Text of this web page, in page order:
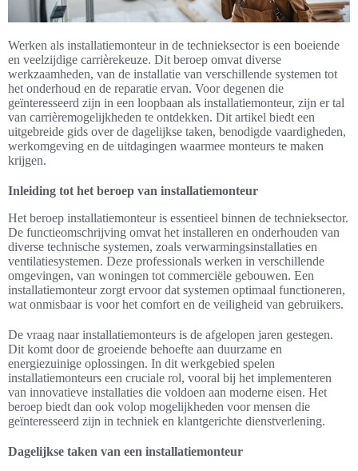
Werken als installatiemonteur in de technieksector is een boeiende
en veelzijdige carrièrekeuze. Dit beroep omvat diverse
werkzaamheden, van de installatie van verschillende systemen tot
het onderhoud en de reparatie ervan. Voor degenen die
geïnteresseerd zijn in een loopbaan als installatiemonteur, zijn er tal
van carrièremogelijkheden te ontdekken. Dit artikel biedt een
uitgebreide gids over de dagelijkse taken, benodigde vaardigheden,
werkomgeving en de uitdagingen waarmee monteurs te maken
krijgen.
Inleiding tot het beroep van installatiemonteur
Het beroep installatiemonteur is essentieel binnen de technieksector.
De functieomschrijving omvat het installeren en onderhouden van
diverse technische systemen, zoals verwarmingsinstallaties en
ventilatiesystemen. Deze professionals werken in verschillende
omgevingen, van woningen tot commerciële gebouwen. Een
installatiemonteur zorgt ervoor dat systemen optimaal functioneren,
wat onmisbaar is voor het comfort en de veiligheid van gebruikers.
De vraag naar installatiemonteurs is de afgelopen jaren gestegen.
Dit komt door de groeiende behoefte aan duurzame en
energiezuinige oplossingen. In dit werkgebied spelen
installatiemonteurs een cruciale rol, vooral bij het implementeren
van innovatieve installaties die voldoen aan moderne eisen. Het
beroep biedt dan ook volop mogelijkheden voor mensen die
geïnteresseerd zijn in techniek en klantgerichte dienstverlening.
Dagelijkse taken van een installatiemonteur